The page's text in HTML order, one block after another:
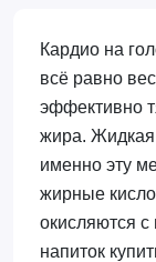
Кардио на
всё равно
эффективно
жира.
именно эту
жирные
окисляются
напиток